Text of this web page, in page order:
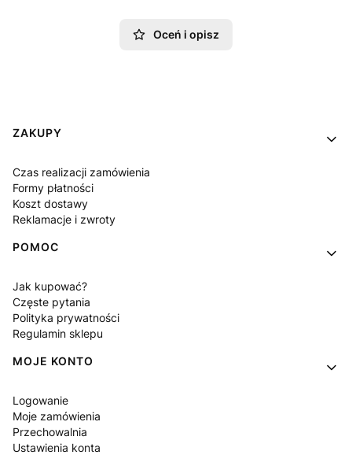
Oceń i opisz
Linki w stopce
ZAKUPY
Czas realizacji zamówienia
Formy płatności
Koszt dostawy
Reklamacje i zwroty
POMOC
Jak kupować?
Częste pytania
Polityka prywatności
Regulamin sklepu
MOJE KONTO
Logowanie
Moje zamówienia
Przechowalnia
Ustawienia konta